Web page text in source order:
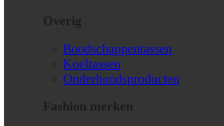
Overig
Boodschappentassen
Koeltassen
Onderhoudsproducten
Fashion merken